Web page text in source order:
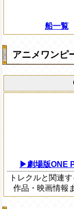
船一覧
アニメワンピ
▶劇場版ONE
トレクルと関連
作品・映画情報